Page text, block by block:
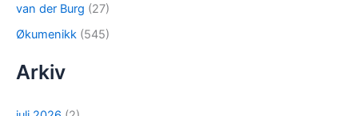
van der Burg (27)
Økumenikk (545)
Arkiv